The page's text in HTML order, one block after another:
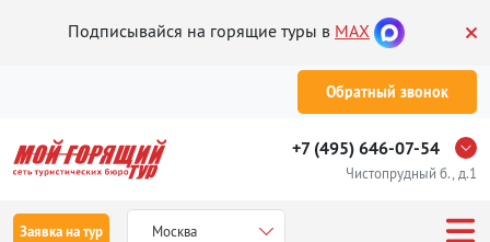
Подписывайся на горящие туры в MAX
Обратный звонок
+7 (495) 646-07-54
Чистопрудный б., д.1
Заявка на тур Москва